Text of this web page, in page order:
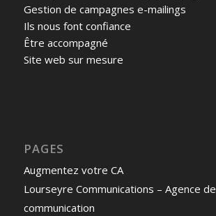
Gestion de campagnes e-mailings
Ils nous font confiance
Être accompagné
Site web sur mesure
PAGES
Augmentez votre CA
Lourseyre Communications – Agence de
communication